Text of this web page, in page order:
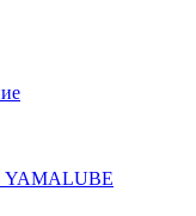
YAMALUBE